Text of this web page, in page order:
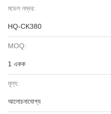
মডেল নম্বর:
HQ-CK380
MOQ:
1 একক
মূল্য:
আলোচনাযোগ্য